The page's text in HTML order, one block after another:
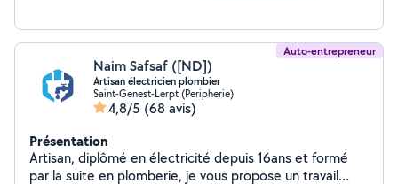
Auto-entrepreneur
Naim Safsaf ([ND])
Artisan électricien plombier
Saint-Genest-Lerpt (Peripherie)
4,8/5 (68 avis)
Présentation
Artisan, diplômé en électricité depuis 16ans et formé
par la suite en plomberie, je vous propose un travail